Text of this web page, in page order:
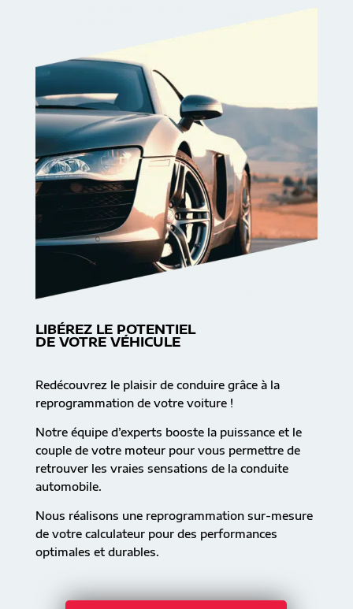
LIBÉREZ LE POTENTIEL
DE VOTRE VÉHICULE
Redécouvrez le plaisir de conduire grâce à la
reprogrammation de votre voiture !
Notre équipe d’experts booste la puissance et le
couple de votre moteur pour vous permettre de
retrouver les vraies sensations de la conduite
automobile.
Nous réalisons une reprogrammation sur-mesure
de votre calculateur pour des performances
optimales et durables.